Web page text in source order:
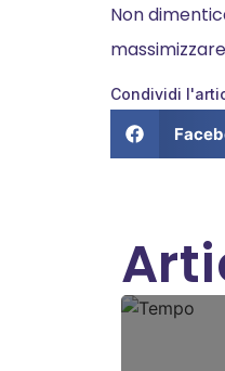
Non
Condividi